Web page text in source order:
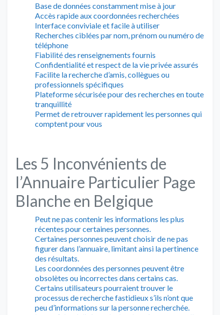
Base de données constamment mise à jour
Accès rapide aux coordonnées recherchées
Interface conviviale et facile à utiliser
Recherches ciblées par nom, prénom ou numéro de
téléphone
Fiabilité des renseignements fournis
Confidentialité et respect de la vie privée assurés
Facilite la recherche d’amis, collègues ou
professionnels spécifiques
Plateforme sécurisée pour des recherches en toute
tranquillité
Permet de retrouver rapidement les personnes qui
comptent pour vous
Les 5 Inconvénients de
l’Annuaire Particulier Page
Blanche en Belgique
Peut ne pas contenir les informations les plus
récentes pour certaines personnes.
Certaines personnes peuvent choisir de ne pas
figurer dans l’annuaire, limitant ainsi la pertinence
des résultats.
Les coordonnées des personnes peuvent être
obsolètes ou incorrectes dans certains cas.
Certains utilisateurs pourraient trouver le
processus de recherche fastidieux s’ils n’ont que
peu d’informations sur la personne recherchée.